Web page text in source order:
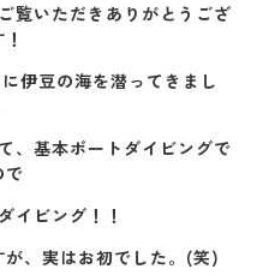
覧いただきありがとうござ
伊豆の海を潜ってきまし
、基本ボートダイビングで
で
イビング！！
、実はお初でした。(笑)